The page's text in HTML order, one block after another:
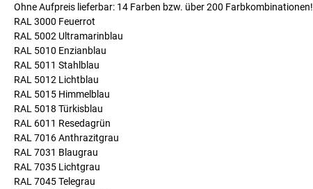
Ohne Aufpreis lieferbar: 14 Farben bzw. über 200 Farbkombinationen!
RAL 3000 Feuerrot
RAL 5002 Ultramarinblau
RAL 5010 Enzianblau
RAL 5011 Stahlblau
RAL 5012 Lichtblau
RAL 5015 Himmelblau
RAL 5018 Türkisblau
RAL 6011 Resedagrün
RAL 7016 Anthrazitgrau
RAL 7031 Blaugrau
RAL 7035 Lichtgrau
RAL 7045 Telegrau